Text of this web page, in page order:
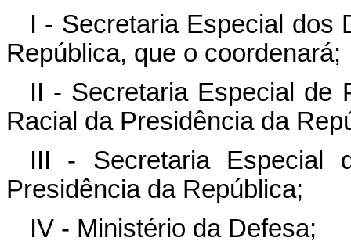
I - Secretaria Especial dos
República, que o coordenará;
II - Secretaria Especial de
Racial da Presidência da
III - Secretaria Especial
Presidência da República;
IV - Ministério da Defesa;